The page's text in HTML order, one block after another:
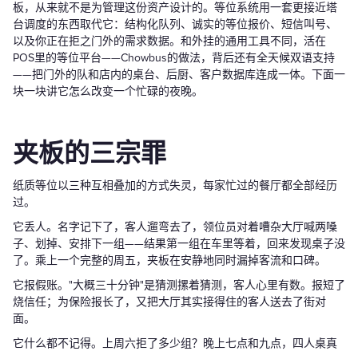
板，从来就不是为管理这份资产设计的。等位系统用一套更接近塔
台调度的东西取代它：结构化队列、诚实的等位报价、短信叫号、
以及你正在拒之门外的需求数据。和外挂的通用工具不同，活在
POS里的等位平台——Chowbus的做法，背后还有全天候双语支持
——把门外的队和店内的桌台、后厨、客户数据库连成一体。下面一
块一块讲它怎么改变一个忙碌的夜晚。
夹板的三宗罪
纸质等位以三种互相叠加的方式失灵，每家忙过的餐厅都全部经历
过。
它丢人。名字记下了，客人遛弯去了，领位员对着嘈杂大厅喊两嗓
子、划掉、安排下一组——结果第一组在车里等着，回来发现桌子没
了。乘上一个完整的周五，夹板在安静地同时漏掉客流和口碑。
它报假账。"大概三十分钟"是猜测摞着猜测，客人心里有数。报短了
烧信任；为保险报长了，又把大厅其实接得住的客人送去了街对
面。
它什么都不记得。上周六拒了多少组？晚上七点和九点，四人桌真